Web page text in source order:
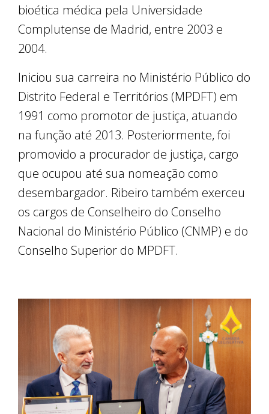
bioética médica pela Universidade
Complutense de Madrid, entre 2003 e
2004.
Iniciou sua carreira no Ministério Público do
Distrito Federal e Territórios (MPDFT) em
1991 como promotor de justiça, atuando
na função até 2013. Posteriormente, foi
promovido a procurador de justiça, cargo
que ocupou até sua nomeação como
desembargador. Ribeiro também exerceu
os cargos de Conselheiro do Conselho
Nacional do Ministério Público (CNMP) e do
Conselho Superior do MPDFT.